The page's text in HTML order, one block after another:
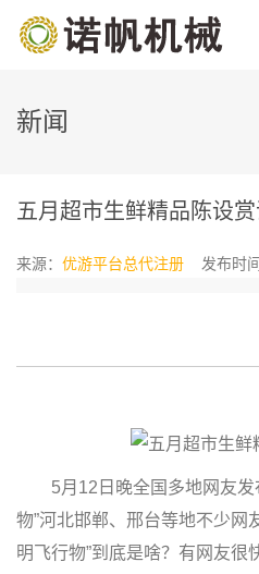
新闻
五月超市生鲜精品陈设赏
来源： 优游平台总代注册 发布时
5月12日晚全国多地网友发
物”河北邯郸、邢台等地不少网
明飞行物”到底是啥？有网友很